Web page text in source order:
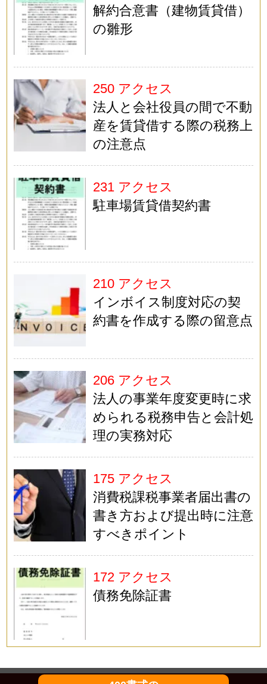
解約合意書（建物賃貸借）
の雛形
250 アクセス
法人と会社役員の間で不動
産を賃貸借する際の税務上
の注意点
231 アクセス
駐車場賃貸借契約書
210 アクセス
インボイス制度対応の契
約書を作成する際の留意点
206 アクセス
法人の事業年度変更時に求
められる税務申告と会計処
理の実務対応
175 アクセス
消費税課税事業者届出書の
書き方および提出時に注意
すべきポイント
172 アクセス
債務免除証書